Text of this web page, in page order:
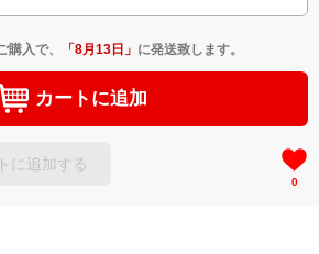
購入で、 「8月13日 」 に発送致します。
カートに追加
に追加する
0